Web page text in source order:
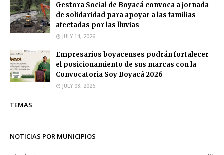
Gestora Social de Boyacá convoca a jornada
de solidaridad para apoyar a las familias
afectadas por las lluvias
JULY 14, 2026
Empresarios boyacenses podrán fortalecer
el posicionamiento de sus marcas con la
Convocatoria Soy Boyacá 2026
JULY 08, 2026
TEMAS
NOTICIAS POR MUNICIPIOS